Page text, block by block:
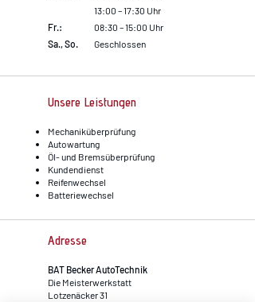
Fr.:
Sa., So.
13:00 – 17:30 Uhr
08:30 – 15:00 Uhr
Geschlossen
Unsere Leistungen
Mechaniküberprüfung
Autowartung
Öl- und Bremsüberprüfung
Kundendienst
Reifenwechsel
Batteriewechsel
Adresse
BAT Becker AutoTechnik
Die Meisterwerkstatt
Lotzenäcker 31